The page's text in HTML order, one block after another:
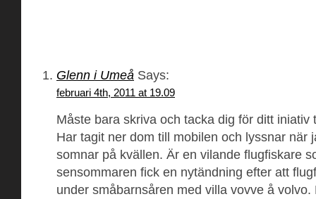
Glenn i Umeå Says:
februari 4th, 2011 at 19.09
Måste bara skriva och tacka dig för ditt iniativ
Har tagit ner dom till mobilen och lyssnar när
somnar på kvällen. Är en vilande flugfiskare
sensommaren fick en nytändning efter att
under småbarnsåren med villa vovve å